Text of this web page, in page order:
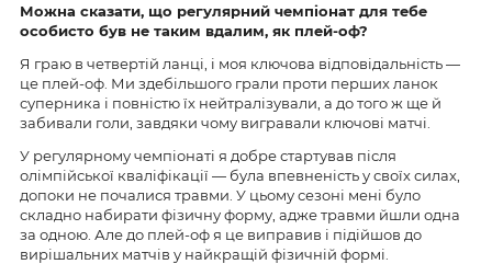
Можна сказати, що регулярний чемпіонат для тебе
особисто був не таким вдалим, як плей-оф?
Я граю в четвертій ланці, і моя ключова відповідальність —
це плей-оф. Ми здебільшого грали проти перших ланок
суперника і повністю їх нейтралізували, а до того ж ще й
забивали голи, завдяки чому вигравали ключові матчі.
У регулярному чемпіонаті я добре стартував після
олімпійської кваліфікації — була впевненість у своїх силах,
допоки не почалися травми. У цьому сезоні мені було
складно набирати фізичну форму, адже травми йшли одна
за одною. Але до плей-оф я це виправив і підійшов до
вирішальних матчів у найкращій фізичній формі.